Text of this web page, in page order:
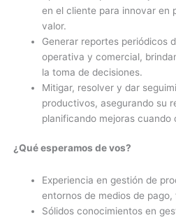
en el cliente para innovar en
valor.
Generar reportes periódicos
operativa y comercial,
la toma de decisiones.
Mitigar, resolver y dar
productivos, asegurando su
planificando mejoras cuando
¿Qué esperamos de vos?
Experiencia en gestión de
entornos de medios de
Sólidos conocimientos en